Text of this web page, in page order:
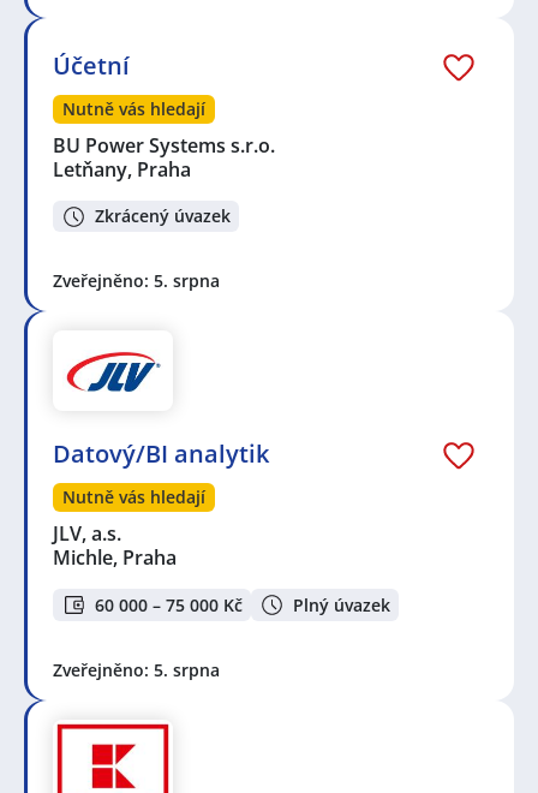
Účetní
Nutně vás hledají
BU Power Systems s.r.o.
Letňany, Praha
Zkrácený úvazek
Zveřejněno: 5. srpna
Datový/BI analytik
Nutně vás hledají
JLV, a.s.
Michle, Praha
60 000 – 75 000 Kč Plný úvazek
Zveřejněno: 5. srpna